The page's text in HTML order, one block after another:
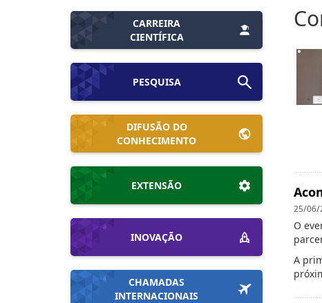
CARREIRA
CIENTÍFICA
PESQUISA
DIFUSÃO DO
CONHECIMENTO
EXTENSÃO
INOVAÇÃO
CHAMADAS
INTERNACIONAIS
25/06/
O
A